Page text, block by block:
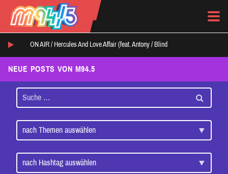
ON AIR / Hercules And Love Affair (feat. Antony / Blind
NEUE POSTS VON M94.5